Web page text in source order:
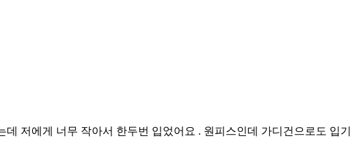
저에게 너무 작아서 한두번 입었어요 . 원피스인데 가디건으로도 입